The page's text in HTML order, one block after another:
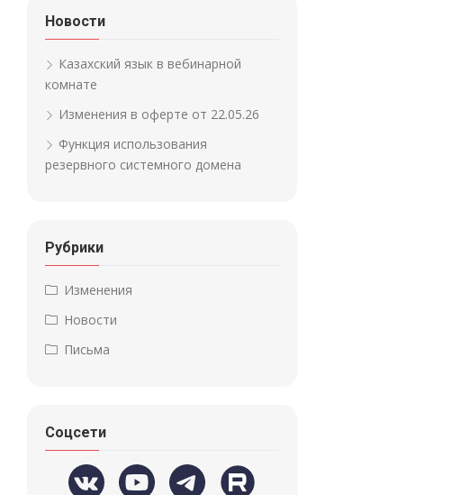
Новости
Казахский язык в вебинарной
комнате
Изменения в оферте от 22.05.26
Функция использования
резервного системного домена
Рубрики
Изменения
Новости
Письма
Соцсети